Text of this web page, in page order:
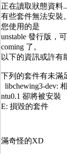
正在讀取狀態資料
有些套件無法安裝
您使用的是
unstable 發行版，
coming 了。
以下的資訊或許有
下列的套件有未滿
libchewing3-dev:
ntu0.1 卻將被安裝
E: 損毀的套件
滿奇怪的XD